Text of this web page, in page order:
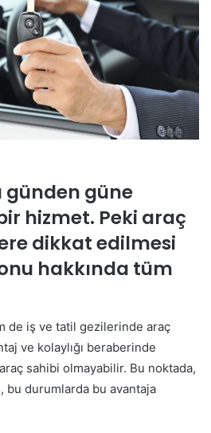
güne
hizmet. Peki araç
dikkat edilmesi
hakkında tüm
de iş ve tatil gezilerinde araç
ve kolaylığı beraberinde
sahibi olmayabilir. Bu noktada,
bu durumlarda bu avantaja